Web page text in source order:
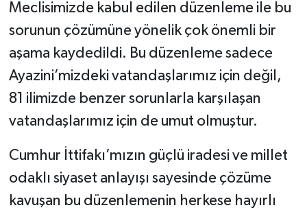
Meclisimizde kabul edilen düzenleme ile bu
sorunun çözümüne yönelik çok önemli bir
aşama kaydedildi. Bu düzenleme sadece
Ayazini’mizdeki vatandaşlarımız için değil,
81 ilimizde benzer sorunlarla karşılaşan
vatandaşlarımız için de umut olmuştur.
Cumhur İttifakı’mızın güçlü iradesi ve millet
odaklı siyaset anlayışı sayesinde çözüme
kavuşan bu düzenlemenin herkese hayırlı